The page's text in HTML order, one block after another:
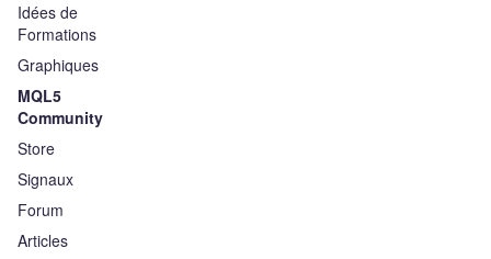
Idées de
Formations
Graphiques
MQL5
Community
Store
Signaux
Forum
Articles